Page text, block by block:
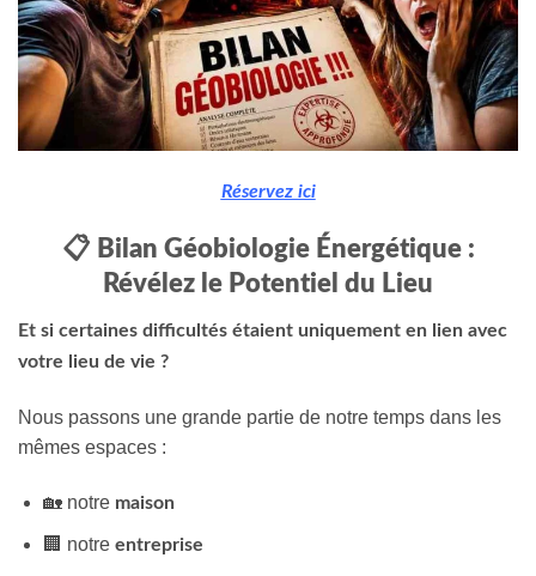
Réservez ici
📋 Bilan Géobiologie Énergétique :
Révélez le Potentiel du Lieu
Et si certaines difficultés étaient uniquement en lien avec
votre lieu de vie ?
Nous passons une grande partie de notre temps dans les
mêmes espaces :
🏡 notre maison
🏢 notre entreprise